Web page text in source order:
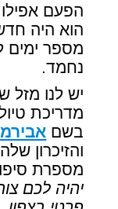
הפעם אפילו
הוא היה
מספר ימים
נחמד.
יש לנו מזל
מדריכת
בשם
והזיכרון
מספרת
יהיה לכם